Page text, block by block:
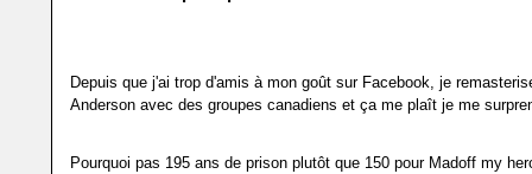
Depuis que j'ai trop d'amis à mon goût sur Facebook, je
Anderson avec des groupes canadiens et ça me plaît je me
Pourquoi pas 195 ans de prison plutôt que 150 pour Madoff my